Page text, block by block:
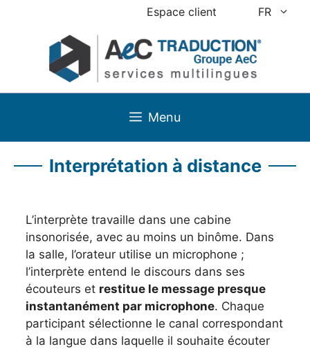
Espace client FR
Menu
Interprétation à distance
L’interprète travaille dans une cabine
insonorisée, avec au moins un binôme. Dans
la salle, l’orateur utilise un microphone ;
l’interprète entend le discours dans ses
écouteurs et restitue le message presque
instantanément par microphone. Chaque
participant sélectionne le canal correspondant
à la langue dans laquelle il souhaite écouter